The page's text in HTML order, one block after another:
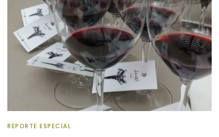
REPORTE ESPECIAL